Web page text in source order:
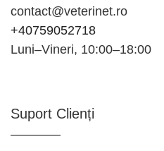
contact@veterinet.ro
+40759052718
Luni–Vineri, 10:00–18:00
Suport Clienți